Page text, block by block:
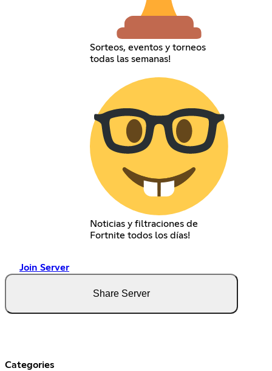
Sorteos, eventos y torneos
todas las semanas!
Noticias y filtraciones de
Fortnite todos los días!
Join Server
Share Server
Categories